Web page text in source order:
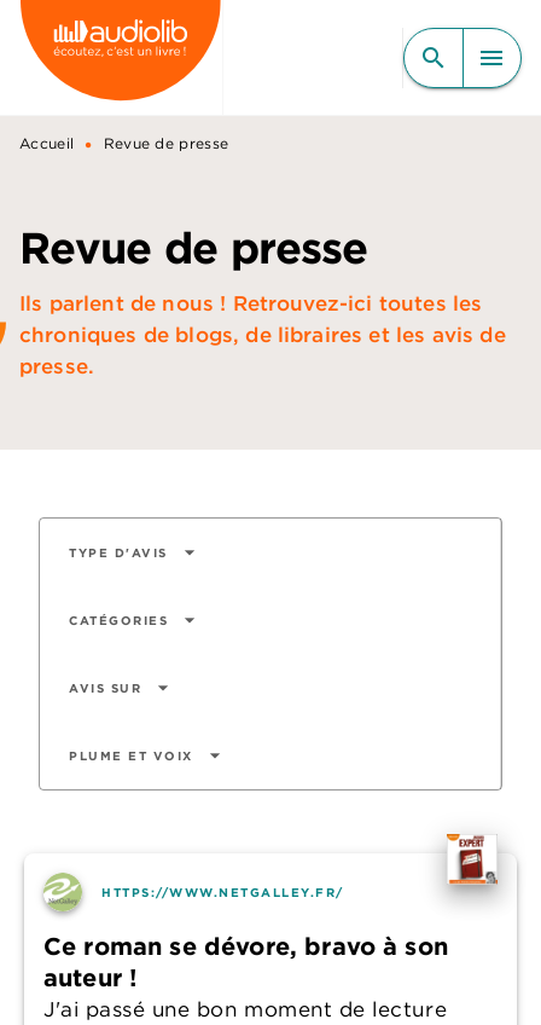
MENU RECHERCHE
CONTENU
PIED DE PAGE
search menu
Accueil • Revue de presse
Revue de presse
Ils parlent de nous ! Retrouvez-ici toutes les
chroniques de blogs, de libraires et les avis de
presse.
TYPE D'AVIS arrow_drop_down
CATÉGORIES arrow_drop_down
AVIS SUR arrow_drop_down
PLUME ET VOIX arrow_drop_down
HTTPS://WWW.NETGALLEY.FR/
Ce roman se dévore, bravo à son
auteur !
J'ai passé une bon moment de lecture